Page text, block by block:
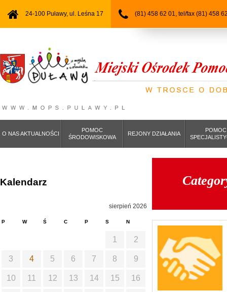
24-100 Puławy, ul. Leśna 17 (81) 458 62 01, tel/fax (81) 458
O NAS AKTUALNOŚCI
POMOC
ŚRODOWISKOWA
REJONY DZIAŁANIA
POMOC
Kalendarz
sierpień 2026
P W Ś C P S N
1 2
3 4 5 6 7 8 9
10 11 12 13 14 15 16